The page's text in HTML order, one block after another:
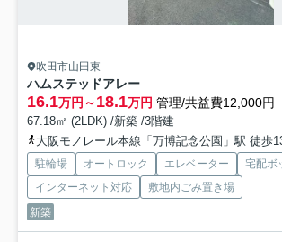
吹田市山田東
ハムステッドアレー
16.1万円～18.1万円 管理/共益費12,000円
67.18㎡ (2LDK) /新築 /3階建
大阪モノレール本線「万博記念公園」駅 徒歩
駐輪場 オートロック エレベーター
宅配ボ
インターネット対応
敷地内ごみ置き場
新築